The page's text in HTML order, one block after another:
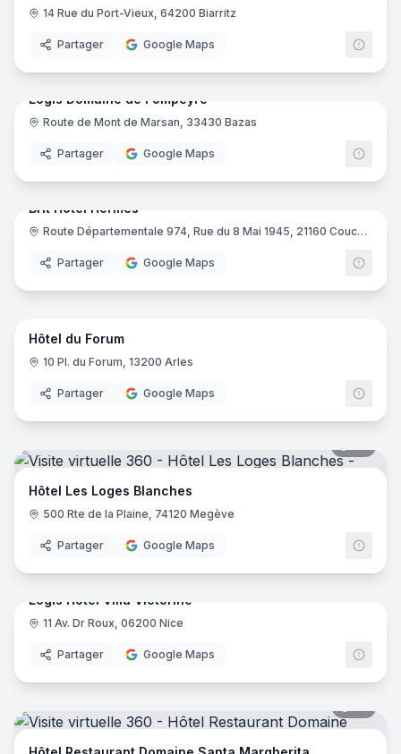
14 Rue du Port-Vieux, 64200 Biarritz
Partager Google Maps
64
Logis Domaine de Fompeyre
Route de Mont de Marsan, 33430 Bazas
Partager Google Maps
15
Brit Hotel Hermes
Route Départementale 974, Rue du 8 Mai 1945, 21160 Couchey
Partager Google Maps
16
Hôtel du Forum
10 Pl. du Forum, 13200 Arles
Partager Google Maps
Hôtel Les Loges Blanches
500 Rte de la Plaine, 74120 Megève
Partager Google Maps
17
Logis Hôtel Villa Victorine
11 Av. Dr Roux, 06200 Nice
Partager Google Maps